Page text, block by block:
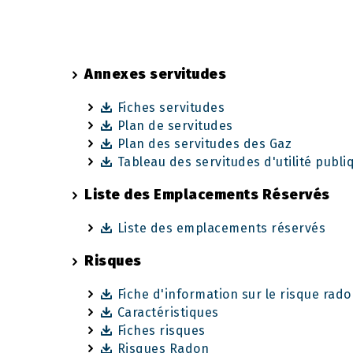
Annexes servitudes
Fiches servitudes
Plan de servitudes
Plan des servitudes des Gaz
Tableau des servitudes d'utilité
Liste des Emplacements Réservés
Liste des emplacements réservés
Risques
Fiche d'information sur le risque
Caractéristiques
Fiches risques
Risques Radon